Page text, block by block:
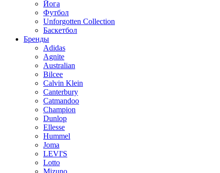
Йога
Футбол
Unforgotten Collection
Баскетбол
Бренды
Adidas
Agnite
Australian
Bilcee
Calvin Klein
Canterbury
Catmandoo
Champion
Dunlop
Ellesse
Hummel
Joma
LEVI'S
Lotto
Mizuno